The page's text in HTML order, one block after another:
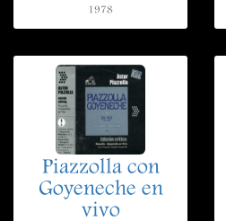
1978
Piazzolla con
Goyeneche en
vivo